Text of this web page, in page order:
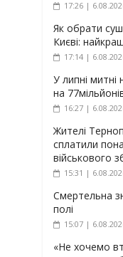
17:26 |
Як обрати
Києві:
17:14 |
У липні
на
16:27 |
Жителі
сплатили
військового
15:31 |
Смертельна
полі
15:07 |
«Не хочемо